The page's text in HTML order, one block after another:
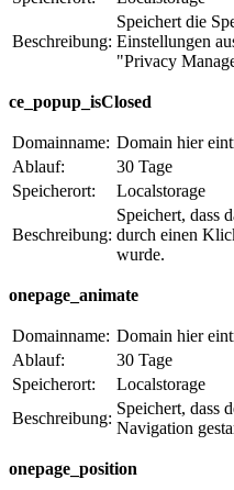
Beschreibung:
Speichert die
Einstellungen
"Privacy
ce_popup_isClosed
Domainname: Domain hier
Ablauf:
30 Tage
Speicherort:
Localstorage
Beschreibung:
Speichert, dass
durch einen
wurde.
onepage_animate
Domainname: Domain hier
Ablauf:
30 Tage
Speicherort:
Localstorage
Beschreibung:
Speichert, dass
Navigation
onepage_position